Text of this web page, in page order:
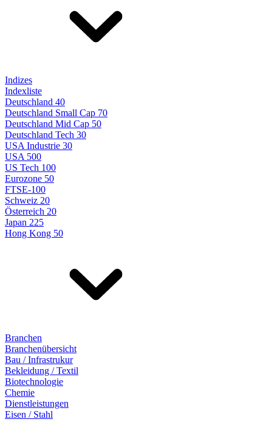
Indizes
Indexliste
Deutschland 40
Deutschland Small Cap 70
Deutschland Mid Cap 50
Deutschland Tech 30
USA Industrie 30
USA 500
US Tech 100
Eurozone 50
FTSE-100
Schweiz 20
Österreich 20
Japan 225
Hong Kong 50
Branchen
Branchenübersicht
Bau / Infrastrukur
Bekleidung / Textil
Biotechnologie
Chemie
Dienstleistungen
Eisen / Stahl